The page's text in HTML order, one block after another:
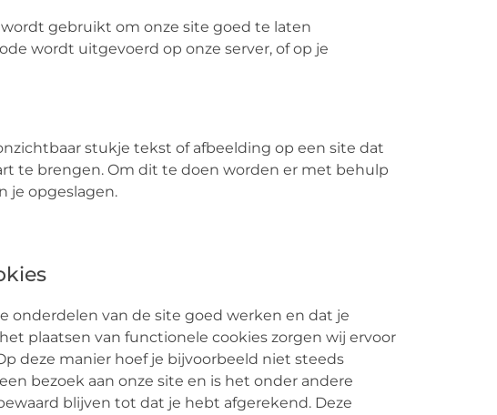
gebruikt om onze site goed te laten
wordt uitgevoerd op onze server, of op je
stukje tekst of afbeelding op een site dat
te brengen. Om dit te doen worden er met behulp
je opgeslagen.
onderdelen van de site goed werken en dat je
plaatsen van functionele cookies zorgen wij ervoor
deze manier hoef je bijvoorbeeld niet steeds
bezoek aan onze site en is het onder andere
blijven tot dat je hebt afgerekend. Deze